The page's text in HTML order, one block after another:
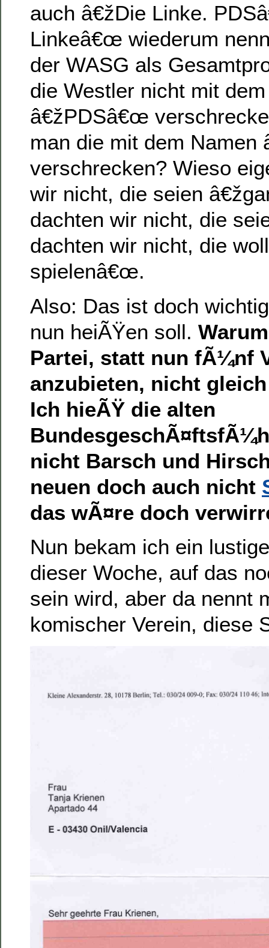
auch â€žDie Linke.
Linkeâ€œ wiederum
der WASG als
die Westler nicht mit
â€žPDSâ€œ
man die mit dem
verschrecken? Wieso
wir nicht, die seien
dachten wir nicht, die
dachten wir nicht, die
spielenâ€œ.
Also: Das ist doch
nun heiÃŸen soll.
Partei, statt nun fÃ¼nf
anzubieten, nicht
Ich hieÃŸ die alten
nicht Barsch und
neuen doch auch nicht
das wÃ¤re doch
Nun bekam ich ein
dieser Woche, auf das
sein wird, aber da nennt
komischer Verein, diese